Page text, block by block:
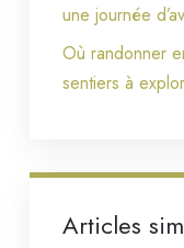
une journée
Où randonner
sentiers à
Articles